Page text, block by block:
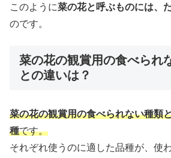
このように菜の花と呼ぶものには、
のです。
菜の花の観賞用の食べられ
との違いは？
菜の花の観賞用の食べられない種類
種です。
それぞれ使うのに適した品種が、使